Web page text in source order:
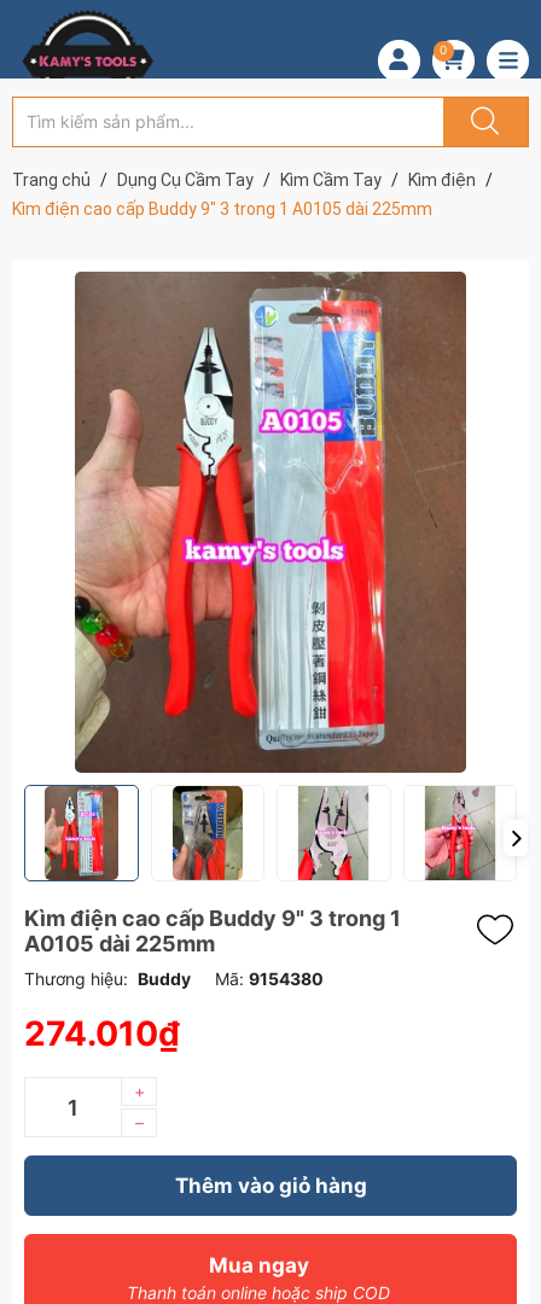
0
Trang chủ Dụng Cụ Cầm Tay Kìm Cầm Tay
Kìm điện
Kìm điện cao cấp Buddy 9" 3 trong 1 A0105 dài 225mm
Kìm điện cao cấp Buddy 9" 3 trong 1
A0105 dài 225mm
Thương hiệu: Buddy Mã: 9154380
274.010₫
–
+
Thêm vào giỏ hàng
Mua ngay
Thanh toán online hoặc ship COD